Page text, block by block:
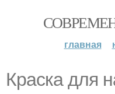
главная
Краска для